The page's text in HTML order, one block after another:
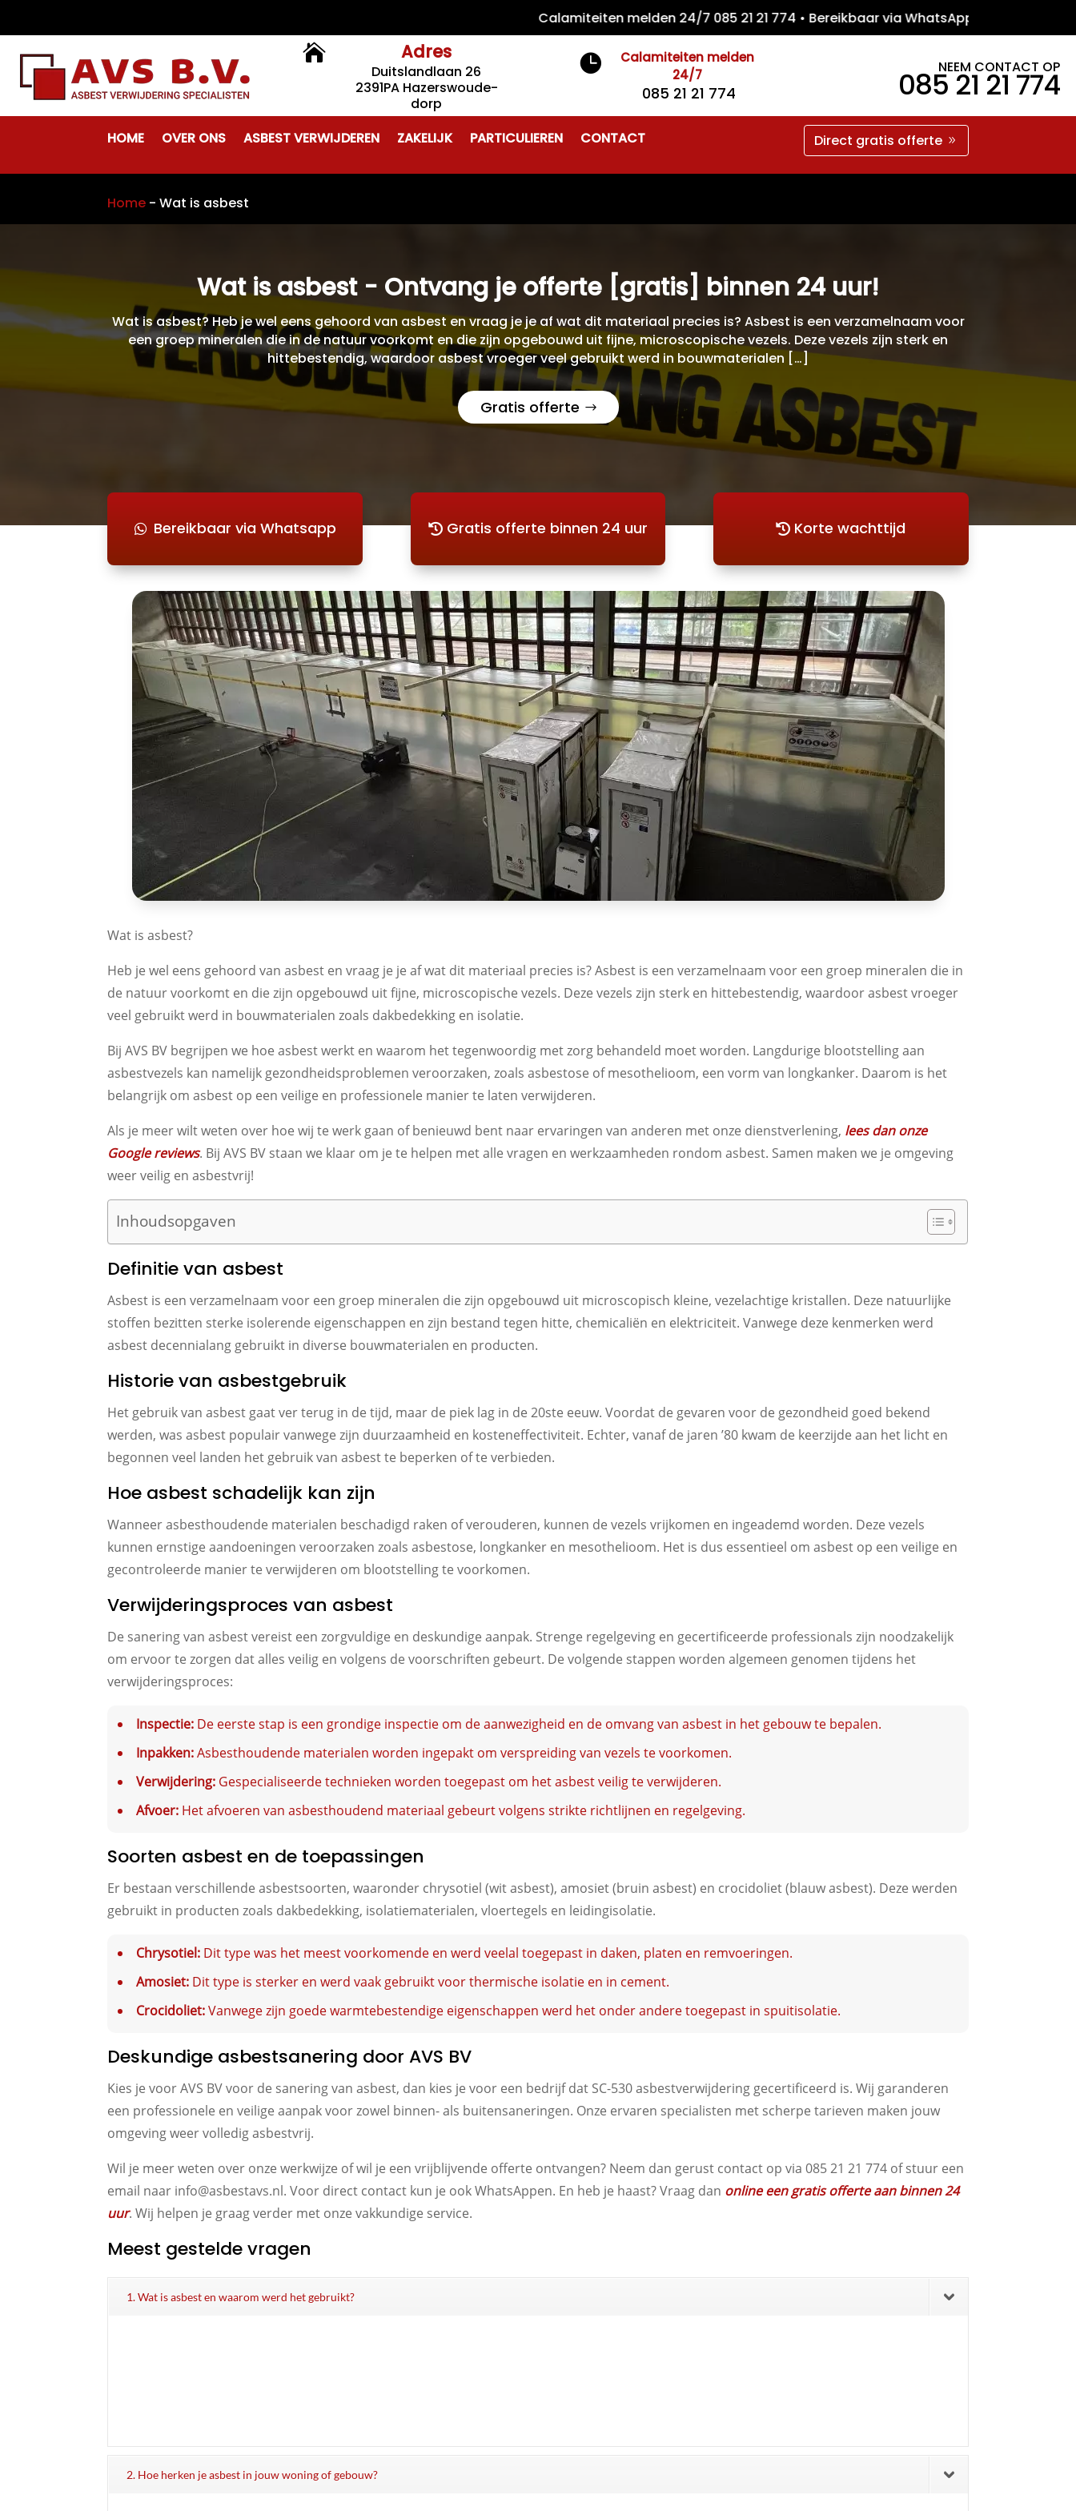
Calamiteiten melden 24/7 085 21 21 774 • Bereikbaar via WhatsApp •
 Adres
Duitslandlaan 26
2391PA Hazerswoude-
dorp

Calamiteiten melden
24/7
085 21 21 774
NEEM CONTACT OP
085 21 21 774
HOME OVER ONS ASBEST VERWIJDEREN ZAKELIJK PARTICULIEREN CONTACT Direct gratis offerte
Home -Wat is asbest
Wat is asbest - Ontvang je offerte [gratis] binnen 24 uur!
Wat is asbest? Heb je wel eens gehoord van asbest en vraag je je af wat dit materiaal precies is? Asbest is een verzamelnaam voor
een groep mineralen die in de natuur voorkomt en die zijn opgebouwd uit fijne, microscopische vezels. Deze vezels zijn sterk en
hittebestendig, waardoor asbest vroeger veel gebruikt werd in bouwmaterialen […]
Gratis offerte
Bereikbaar via Whatsapp Gratis offerte binnen 24 uur Korte wachttijd
Wat is asbest?
Heb je wel eens gehoord van asbest en vraag je je af wat dit materiaal precies is? Asbest is een verzamelnaam voor een groep mineralen die in
de natuur voorkomt en die zijn opgebouwd uit fijne, microscopische vezels. Deze vezels zijn sterk en hittebestendig, waardoor asbest vroeger
veel gebruikt werd in bouwmaterialen zoals dakbedekking en isolatie.
Bij AVS BV begrijpen we hoe asbest werkt en waarom het tegenwoordig met zorg behandeld moet worden. Langdurige blootstelling aan
asbestvezels kan namelijk gezondheidsproblemen veroorzaken, zoals asbestose of mesothelioom, een vorm van longkanker. Daarom is het
belangrijk om asbest op een veilige en professionele manier te laten verwijderen.
Als je meer wilt weten over hoe wij te werk gaan of benieuwd bent naar ervaringen van anderen met onze dienstverlening, lees dan onze
Google reviews. Bij AVS BV staan we klaar om je te helpen met alle vragen en werkzaamheden rondom asbest. Samen maken we je omgeving
weer veilig en asbestvrij!
Inhoudsopgaven
Definitie van asbest
Asbest is een verzamelnaam voor een groep mineralen die zijn opgebouwd uit microscopisch kleine, vezelachtige kristallen. Deze natuurlijke
stoffen bezitten sterke isolerende eigenschappen en zijn bestand tegen hitte, chemicaliën en elektriciteit. Vanwege deze kenmerken werd
asbest decennialang gebruikt in diverse bouwmaterialen en producten.
Historie van asbestgebruik
Het gebruik van asbest gaat ver terug in de tijd, maar de piek lag in de 20ste eeuw. Voordat de gevaren voor de gezondheid goed bekend
werden, was asbest populair vanwege zijn duurzaamheid en kosteneffectiviteit. Echter, vanaf de jaren ’80 kwam de keerzijde aan het licht en
begonnen veel landen het gebruik van asbest te beperken of te verbieden.
Hoe asbest schadelijk kan zijn
Wanneer asbesthoudende materialen beschadigd raken of verouderen, kunnen de vezels vrijkomen en ingeademd worden. Deze vezels
kunnen ernstige aandoeningen veroorzaken zoals asbestose, longkanker en mesothelioom. Het is dus essentieel om asbest op een veilige en
gecontroleerde manier te verwijderen om blootstelling te voorkomen.
Verwijderingsproces van asbest
De sanering van asbest vereist een zorgvuldige en deskundige aanpak. Strenge regelgeving en gecertificeerde professionals zijn noodzakelijk
om ervoor te zorgen dat alles veilig en volgens de voorschriften gebeurt. De volgende stappen worden algemeen genomen tijdens het
verwijderingsproces:
Inspectie: De eerste stap is een grondige inspectie om de aanwezigheid en de omvang van asbest in het gebouw te bepalen.
Inpakken:Asbesthoudende materialen worden ingepakt om verspreiding van vezels te voorkomen.
Verwijdering: Gespecialiseerde technieken worden toegepast om het asbest veilig te verwijderen.
Afvoer: Het afvoeren van asbesthoudend materiaal gebeurt volgens strikte richtlijnen en regelgeving.
Soorten asbest en de toepassingen
Er bestaan verschillende asbestsoorten, waaronder chrysotiel (wit asbest), amosiet (bruin asbest) en crocidoliet (blauw asbest). Deze werden
gebruikt in producten zoals dakbedekking, isolatiematerialen, vloertegels en leidingisolatie.
Chrysotiel: Dit type was het meest voorkomende en werd veelal toegepast in daken, platen en remvoeringen.
Amosiet: Dit type is sterker en werd vaak gebruikt voor thermische isolatie en in cement.
Crocidoliet:Vanwege zijn goede warmtebestendige eigenschappen werd het onder andere toegepast in spuitisolatie.
Deskundige asbestsanering door AVS BV
Kies je voor AVS BV voor de sanering van asbest, dan kies je voor een bedrijf dat SC-530 asbestverwijdering gecertificeerd is. Wij garanderen
een professionele en veilige aanpak voor zowel binnen- als buitensaneringen. Onze ervaren specialisten met scherpe tarieven maken jouw
omgeving weer volledig asbestvrij.
Wil je meer weten over onze werkwijze of wil je een vrijblijvende offerte ontvangen? Neem dan gerust contact op via 085 21 21 774 of stuur een
email naar info@asbestavs.nl. Voor direct contact kun je ook WhatsAppen. En heb je haast? Vraag dan online een gratis offerte aan binnen 24
uur. Wij helpen je graag verder met onze vakkundige service.
Meest gestelde vragen
1. Wat is asbest en waarom werd het gebruikt?
2. Hoe herken je asbest in jouw woning of gebouw?